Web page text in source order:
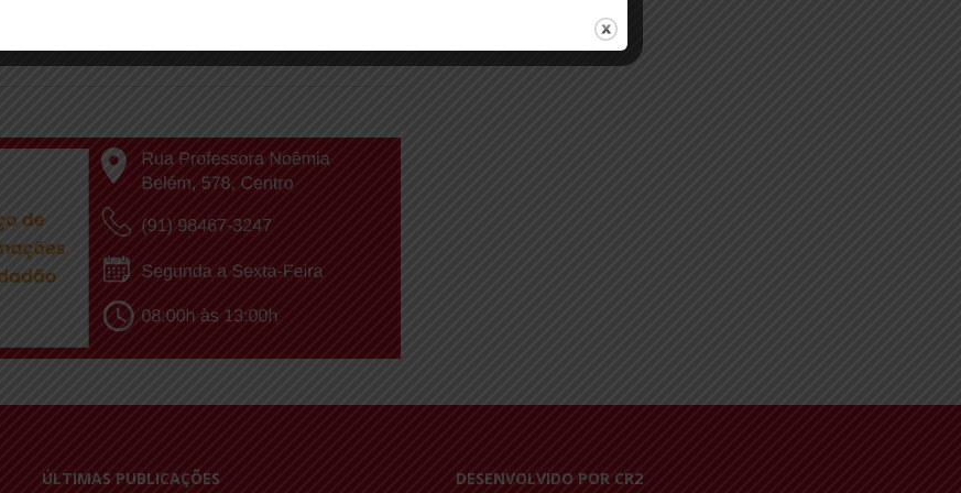
ÚLTIMAS PUBLICAÇÕES DESENVOLVIDO POR CR2